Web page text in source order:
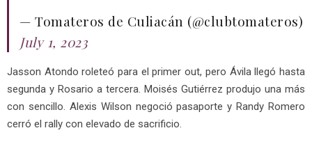
— Tomateros de Culiacán (@clubtomateros)
July 1, 2023
Jasson Atondo roleteó para el primer out, pero Ávila llegó hasta
segunda y Rosario a tercera. Moisés Gutiérrez produjo una más
con sencillo. Alexis Wilson negoció pasaporte y Randy Romero
cerró el rally con elevado de sacrificio.